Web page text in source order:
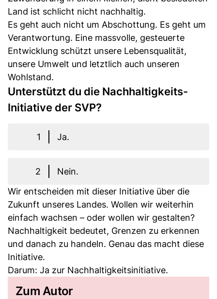
Land ist schlicht nicht nachhaltig.
Es geht auch nicht um Abschottung. Es geht um
Verantwortung. Eine massvolle, gesteuerte
Entwicklung schützt unsere Lebensqualität,
unsere Umwelt und letztlich auch unseren
Wohlstand.
Unterstützt du die Nachhaltigkeits-
Initiative der SVP?
1 Ja.
2
Nein.
Wir entscheiden mit dieser Initiative über die
Zukunft unseres Landes. Wollen wir weiterhin
einfach wachsen – oder wollen wir gestalten?
Nachhaltigkeit bedeutet, Grenzen zu erkennen
und danach zu handeln. Genau das macht diese
Initiative.
Darum: Ja zur Nachhaltigkeitsinitiative.
Zum Autor